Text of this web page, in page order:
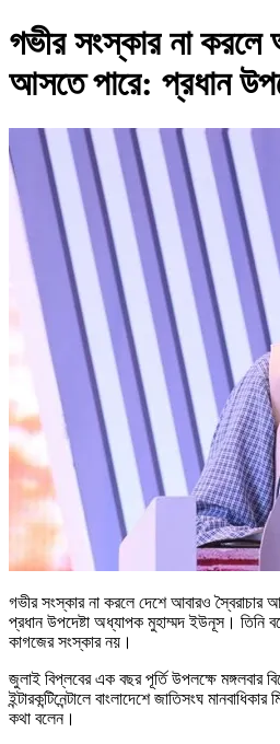
গভীর সংস্কার না করলে
আসতে পারে: প্রধান
গভীর সংস্কার না করলে দেশে আবারও স্বৈরাচার
প্রধান উপদেষ্টা অধ্যাপক মুহাম্মদ ইউনূস। তিনি
কাগজের সংস্কার নয়।
জুলাই বিপ্লবের এক বছর পূর্তি উপলক্ষে মঙ্গলবার
ইন্টারকন্টিনেন্টালে বাংলাদেশে জাতিসংঘ
কথা বলেন।